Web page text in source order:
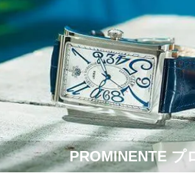
PROMINENTE プ